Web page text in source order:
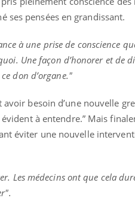
ses pensées en grandissant.
à une prise de conscience
Une façon d’honorer et de
don d’organe."
besoin d’une nouvelle
à entendre.” Mais
éviter une nouvelle
Les médecins ont que cela
".